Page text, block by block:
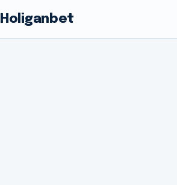
Holiganbet